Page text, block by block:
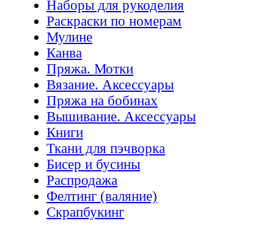
Наборы для рукоделия
Раскраски по номерам
Мулине
Канва
Пряжа. Мотки
Вязание. Аксессуары
Пряжа на бобинах
Вышивание. Аксессуары
Книги
Ткани для пэчворка
Бисер и бусины
Распродажа
Фелтинг (валяние)
Скрапбукинг